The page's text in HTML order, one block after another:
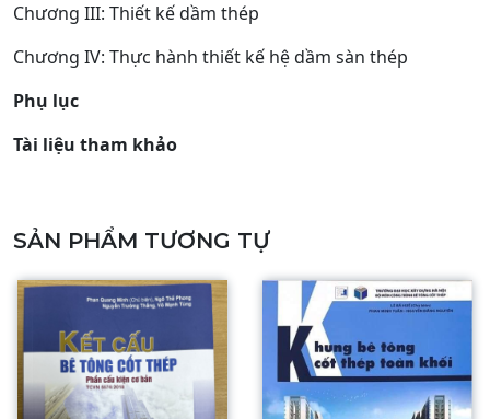
Chương III: Thiết kế dầm thép
Chương IV: Thực hành thiết kế hệ dầm sàn thép
Phụ lục
Tài liệu tham khảo
SẢN PHẨM TƯƠNG TỰ